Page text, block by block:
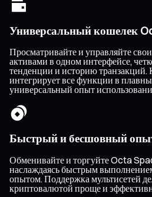
Универсальный кошелек
Просматривайте и управляйте
активами в одном интерфейсе,
тенденции и историю
интегрирует все функции в
универсальный опыт
Быстрый и бесшовный
Обменивайте и торгуйте Octa
наслаждаясь быстрым
опытом. Поддержка мультисетей
криптовалютой проще и